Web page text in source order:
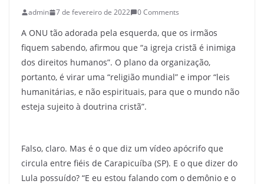
admin 7 de fevereiro de 2022 0 Comments
A ONU tão adorada pela esquerda, que os irmãos
fiquem sabendo, afirmou que “a igreja cristã é inimiga
dos direitos humanos”. O plano da organização,
portanto, é virar uma “religião mundial” e impor “leis
humanitárias, e não espirituais, para que o mundo não
esteja sujeito à doutrina cristã”.
Falso, claro. Mas é o que diz um vídeo apócrifo que
circula entre fiéis de Carapicuíba (SP). E o que dizer do
Lula possuído? “E eu estou falando com o demônio e o